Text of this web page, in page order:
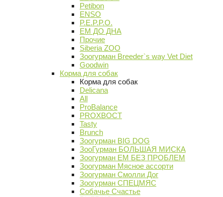
Petibon
ENSO
P.E.P.P.O.
ЕМ ДО ДНА
Прочие
Siberia ZOO
Зоогурман Breeder`s way Vet Diet
Goodwin
Корма для собак
Корма для собак
Delicana
All
ProBalance
PROХВОСТ
Tasty
Brunch
Зоогурман BIG DOG
ЗооГурман БОЛЬШАЯ МИСКА
Зоогурман ЕМ БЕЗ ПРОБЛЕМ
Зоогурман Мясное ассорти
Зоогурман Смолли Дог
Зоогурман СПЕЦМЯС
Собачье Счастье